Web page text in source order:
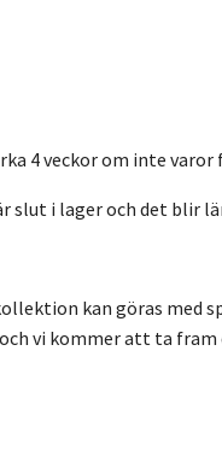
4 veckor om inte
slut i lager och det blir
kan göras med
vi kommer att ta